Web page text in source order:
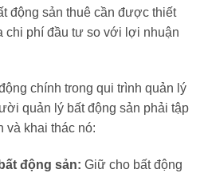
động sản thuê cần được thiết
chi phí đầu tư so với lợi nhuận
chính trong qui trình quản lý
quản lý bất động sản phải tập
và khai thác nó:
động sản: Giữ cho bất động